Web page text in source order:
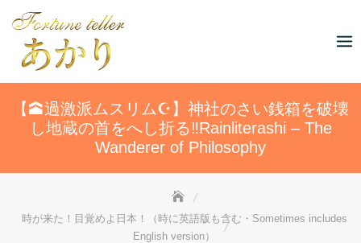
content
【🕋過激派ムスリム☪️】神社のさい銭箱を破壊
し地蔵の首をへし折る‼️Rainliterashi – The
Wanderer of Philosophy
時が来た！目覚めよ日本！（時に英語版も含む・Sometimes includes
English version）